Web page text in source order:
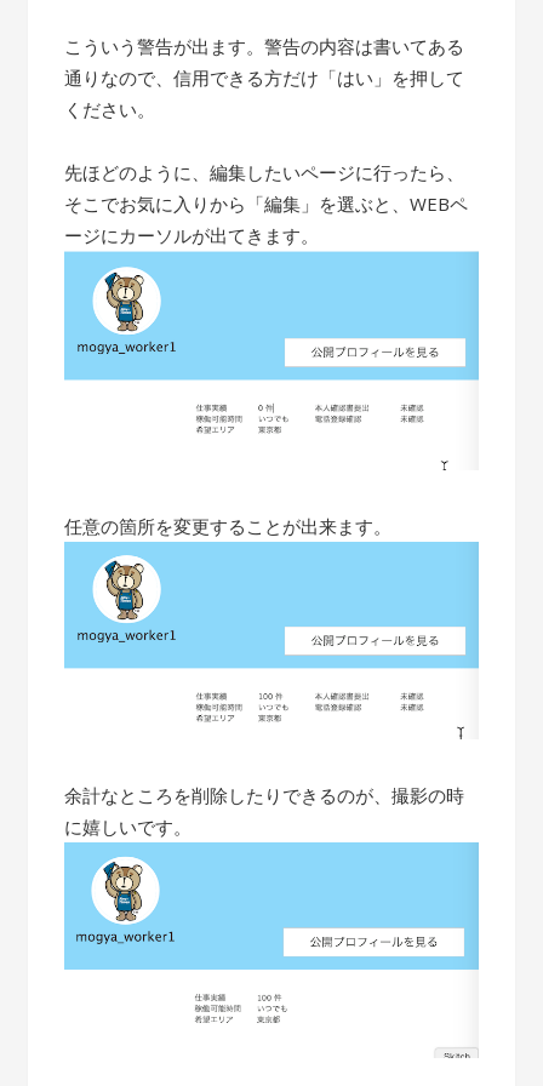
こういう警告が出ます。警告の内容は書いてある
通りなので、信用できる方だけ「はい」を押して
ください。
先ほどのように、編集したいページに行ったら、
そこでお気に入りから「編集」を選ぶと、WEBペ
ージにカーソルが出てきます。
任意の箇所を変更することが出来ます。
余計なところを削除したりできるのが、撮影の時
に嬉しいです。